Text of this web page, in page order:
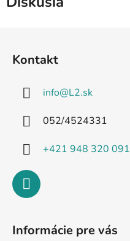
Kontakt
info@L2.sk
052/4524331
+421 948 320 091
Informácie pre vás